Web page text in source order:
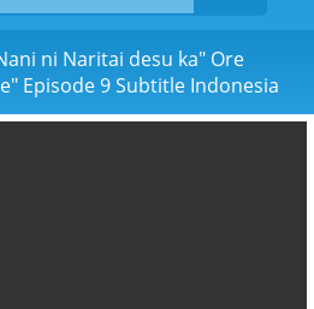
ni Naritai desu ka" Ore
Episode 9 Subtitle Indonesia